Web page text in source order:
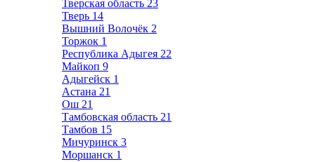
Тверская область 23
Тверь 14
Вышний Волочёк 2
Торжок 1
Республика Адыгея 22
Майкоп 9
Адыгейск 1
Астана 21
Ош 21
Тамбовская область 21
Тамбов 15
Мичуринск 3
Моршанск 1